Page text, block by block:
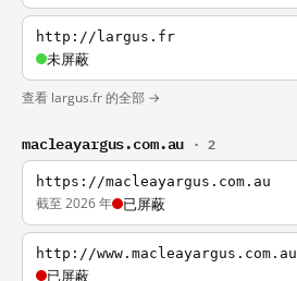
http://largus.fr
未屏蔽
查看 largus.fr 的全部 →
macleayargus.com.au · 2
https://macleayargus.com.au
截至 2026 年 已屏蔽
http://www.macleayargus.com.au
已屏蔽